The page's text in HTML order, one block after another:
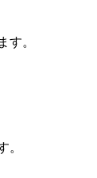
す。
。